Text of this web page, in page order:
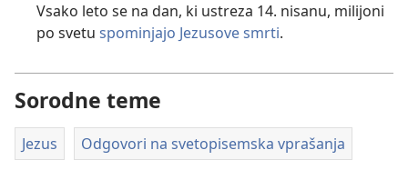
Vsako leto se na dan, ki ustreza 14. nisanu, milijoni
po svetu spominjajo Jezusove smrti.
Sorodne teme
Jezus Odgovori na svetopisemska vprašanja